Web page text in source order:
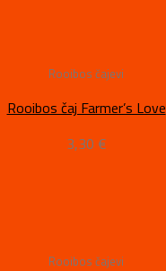
Rooibos čajevi
Rooibos čaj Farmer’s Love
3,30 €
Rooibos čajevi